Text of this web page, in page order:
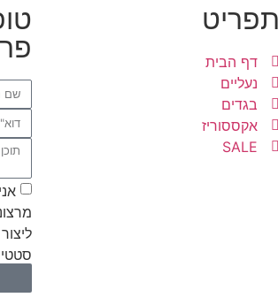
תפריט
דף הבית
נעליים
בגדים
אקססוריז
SALE